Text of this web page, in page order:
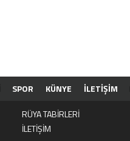
SPOR KÜNYE İLETİŞİM
RÜYA TABİRLERİ
İLETİŞİM